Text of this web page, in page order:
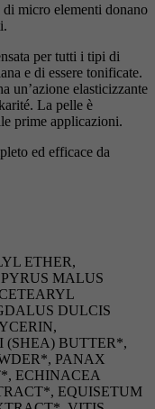
micro elementi donano
per tutti i tipi di
e di essere tonificate.
un’azione elasticizzante
La pelle è
prime applicazioni.
ed efficace da
ETHER,
MALUS
DULCIS
(SHEA) BUTTER*,
PANAX
ECHINACEA
EQUISETUM